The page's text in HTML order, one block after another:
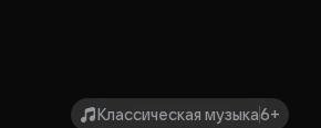
Классическая музыка6+